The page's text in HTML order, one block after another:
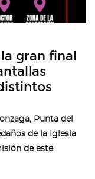
gran final
Punta del
de la Iglesia
de este